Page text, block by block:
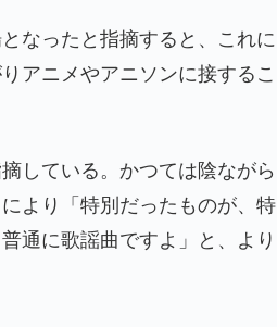
なったと指摘すると、これに
アニメやアニソンに接するこ
している。かつては陰ながら
より「特別だったものが、特
通に歌謡曲ですよ」と、より